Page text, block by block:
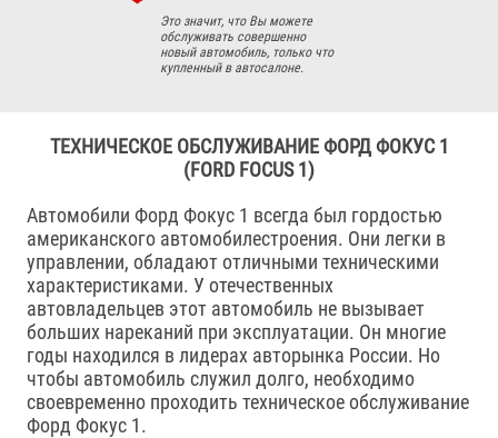
Это значит, что Вы можете
обслуживать совершенно
новый автомобиль, только что
купленный в автосалоне.
ТЕХНИЧЕСКОЕ ОБСЛУЖИВАНИЕ ФОРД ФОКУС 1
(FORD FOCUS 1)
Автомобили Форд Фокус 1 всегда был гордостью
американского автомобилестроения. Они легки в
управлении, обладают отличными техническими
характеристиками. У отечественных
автовладельцев этот автомобиль не вызывает
больших нареканий при эксплуатации. Он многие
годы находился в лидерах авторынка России. Но
чтобы автомобиль служил долго, необходимо
своевременно проходить техническое обслуживание
Форд Фокус 1.